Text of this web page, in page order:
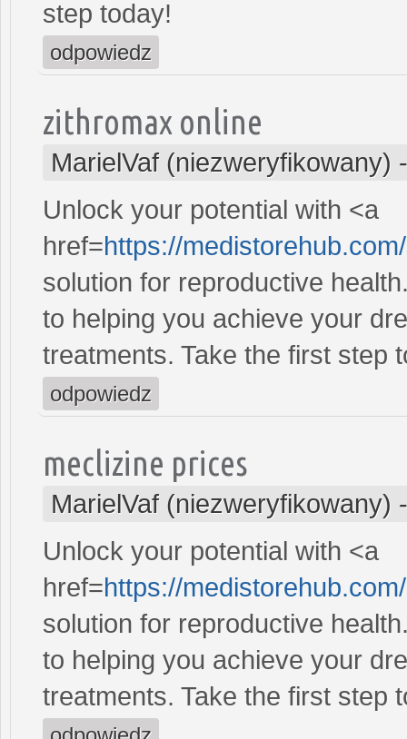
step today!
odpowiedz
zithromax online
MarielVaf (niezweryfikowany)
Unlock your potential with <a
href=https://
solution for reproductive
to helping you achieve your
treatments. Take the first step
odpowiedz
meclizine prices
MarielVaf (niezweryfikowany)
Unlock your potential with <a
href=https://
solution for reproductive
to helping you achieve your
treatments. Take the first step